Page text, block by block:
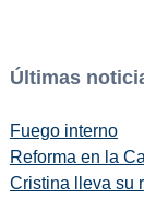
Últimas
Fuego interno
Reforma en la
Cristina lleva su